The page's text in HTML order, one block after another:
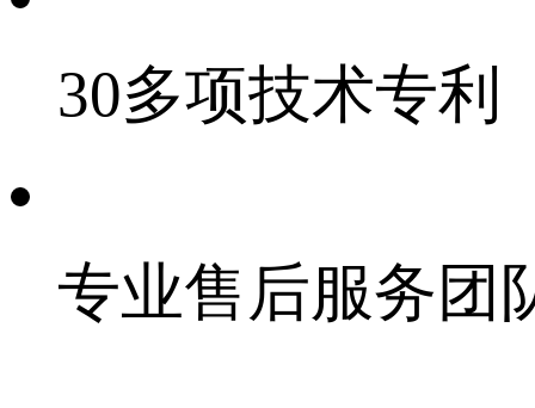
30多项技术专利
专业售后服务团